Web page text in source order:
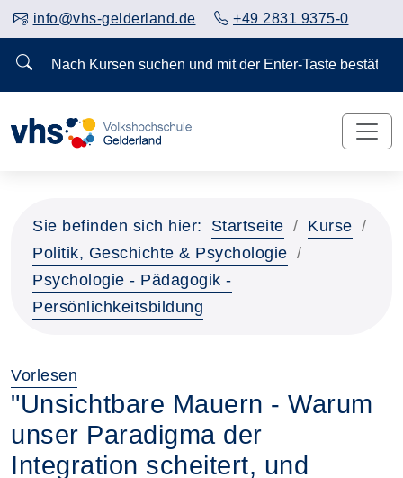
info@vhs-gelderland.de +49 2831 9375-0
Nach Kursen suchen und mit der Enter-Taste
Sie befinden sich hier: Startseite
Kurse
Politik, Geschichte & Psychologie
Psychologie - Pädagogik -
Persönlichkeitsbildung
Vorlesen
"Unsichtbare Mauern - Warum
unser Paradigma der
Integration scheitert, und